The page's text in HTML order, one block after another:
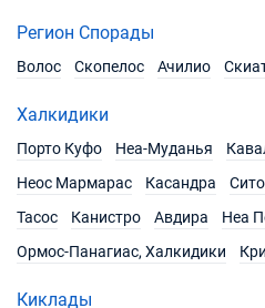
12/06/2027 - 19/06/2027
Забронировать
Забронировать
Регион Спорады
Волос
Скопелос Ачилио
Халкидики
Порто Куфо
Неа-Муданья
Неос Мармарас
Касандра
Тасос
Канистро Авдира
Неа
Ормос-Панагиас, Халкидики
Киклады